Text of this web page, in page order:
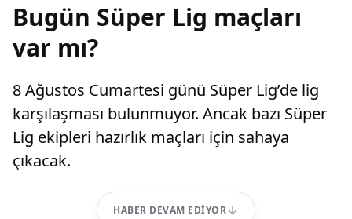
Bugün Süper Lig maçları
var mı?
8 Ağustos Cumartesi günü Süper Lig’de lig
karşılaşması bulunmuyor. Ancak bazı Süper
Lig ekipleri hazırlık maçları için sahaya
çıkacak.
HABER DEVAM EDIYOR